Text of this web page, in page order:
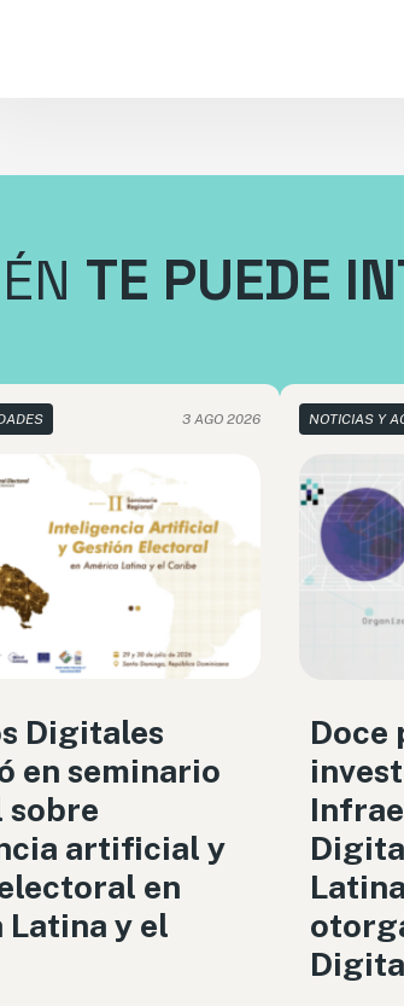
TE PUEDE
3 AGO 2026
Digitales
en seminario
sobre
artificial y
en
y el
NOTICIAS Y
Doce